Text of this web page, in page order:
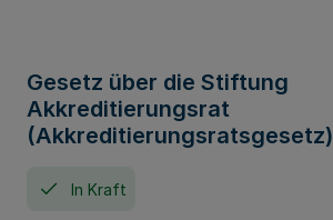
Gesetz über die Stiftung
Akkreditierungsrat
(Akkreditierungsratsgesetz)
In Kraft